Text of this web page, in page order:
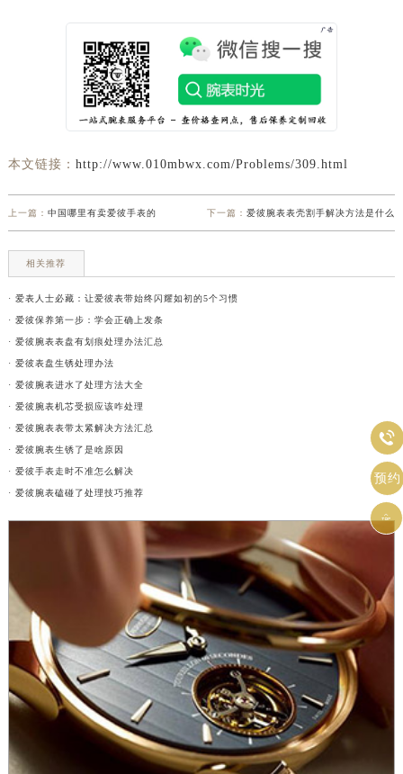
本文链接： http://www.010mbwx.com/Problems/309.html
上一篇： 中国哪里有卖爱彼手表的 下一篇：爱彼腕表表壳割手解决方法是什么
相关推荐
· 爱表人士必藏：让爱彼表带始终闪耀如初的5个习惯
· 爱彼保养第一步：学会正确上发条
· 爱彼腕表表盘有划痕处理办法汇总
· 爱彼表盘生锈处理办法
· 爱彼腕表进水了处理方法大全
· 爱彼腕表机芯受损应该咋处理
· 爱彼腕表表带太紧解决方法汇总
· 爱彼腕表生锈了是啥原因
· 爱彼手表走时不准怎么解决
· 爱彼腕表磕碰了处理技巧推荐

预约
